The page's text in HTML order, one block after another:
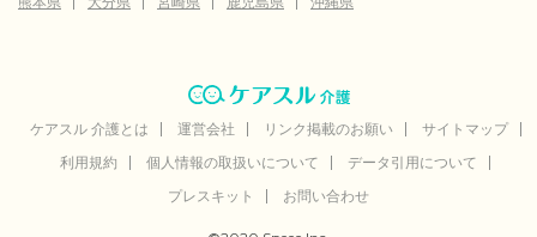
ケアスル 介護とは 運営会社 リンク掲載のお願い
サイトマップ
利用規約
個人情報の取扱いについて
データ引用について
プレスキット
お問い合わせ